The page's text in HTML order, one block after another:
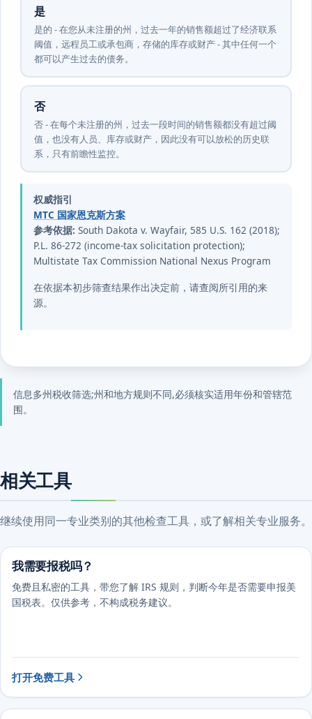
是
是的 - 在您从未注册的州，过去一年的销售额超过了经济联系
阈值，远程员工或承包商，存储的库存或财产 - 其中任何一个
都可以产生过去的债务。
否
否 - 在每个未注册的州，过去一段时间的销售额都没有超过阈
值，也没有人员、库存或财产，因此没有可以放松的历史联
系，只有前瞻性监控。
权威指引
MTC 国家恩克斯方案
参考依据: South Dakota v. Wayfair, 585 U.S. 162 (2018);
P.L. 86-272 (income-tax solicitation protection);
Multistate Tax Commission National Nexus Program
在依据本初步筛查结果作出决定前，请查阅所引用的来
源。
信息多州税收筛选;州和地方规则不同,必须核实适用年份和管辖范
围。
相关工具
继续使用同一专业类别的其他检查工具，或了解相关专业服务。
我需要报税吗？
免费且私密的工具，带您了解 IRS 规则，判断今年是否需要申报美
国税表。仅供参考，不构成税务建议。
打开免费工具